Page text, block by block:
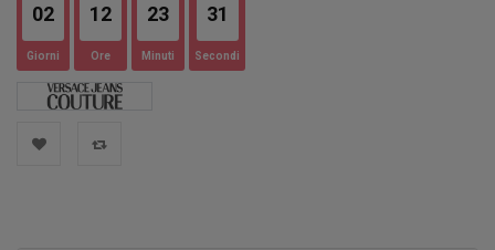
02
Giorni
12
Ore
23
Minuti
30
Secondi